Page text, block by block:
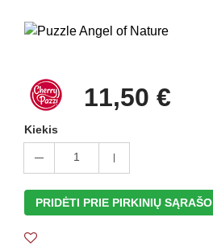
11,50 €
Kiekis
1
PRIDĖTI PRIE PIRKINIŲ SĄRAŠO